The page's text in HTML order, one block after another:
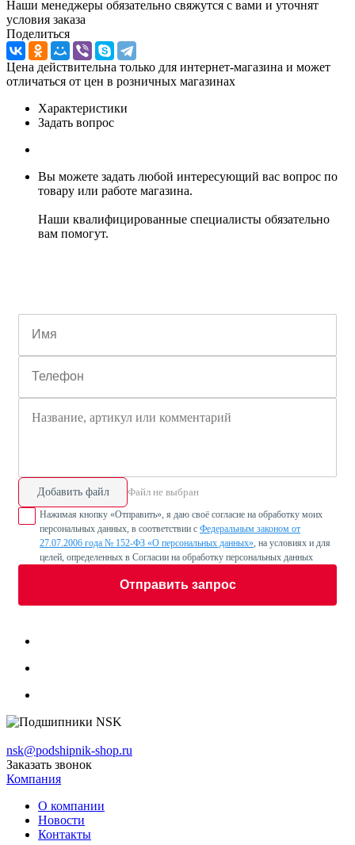
Наши менеджеры обязательно свяжутся с вами и уточнят
условия заказа
Поделиться
Цена действительна только для интернет-магазина и может
отличаться от цен в розничных магазинах
Характеристики
Задать вопрос
Вы можете задать любой интересующий вас вопрос по
товару или работе магазина.
Наши квалифицированные специалисты обязательно
вам помогут.
Добавить файл Файл не выбран
Нажимая кнопку «Отправить», я даю своё согласие на обработку моих
персональных данных, в соответствии с Федеральным законом от
27.07.2006 года № 152-ФЗ «О персональных данных», на условиях и для
целей, определенных в Согласии на обработку персональных данных
Отправить запрос
nsk@podshipnik-shop.ru
Заказать звонок
Компания
О компании
Новости
Контакты